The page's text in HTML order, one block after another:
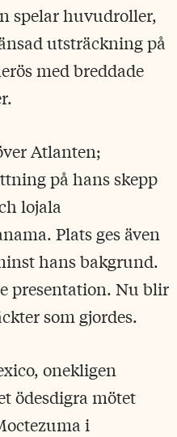
spelar huvudroller,
utsträckning på
med breddade
Atlanten;
på hans skepp
lojala
Plats ges även
hans bakgrund.
presentation. Nu blir
som gjordes.
onekligen
ödesdigra mötet
i